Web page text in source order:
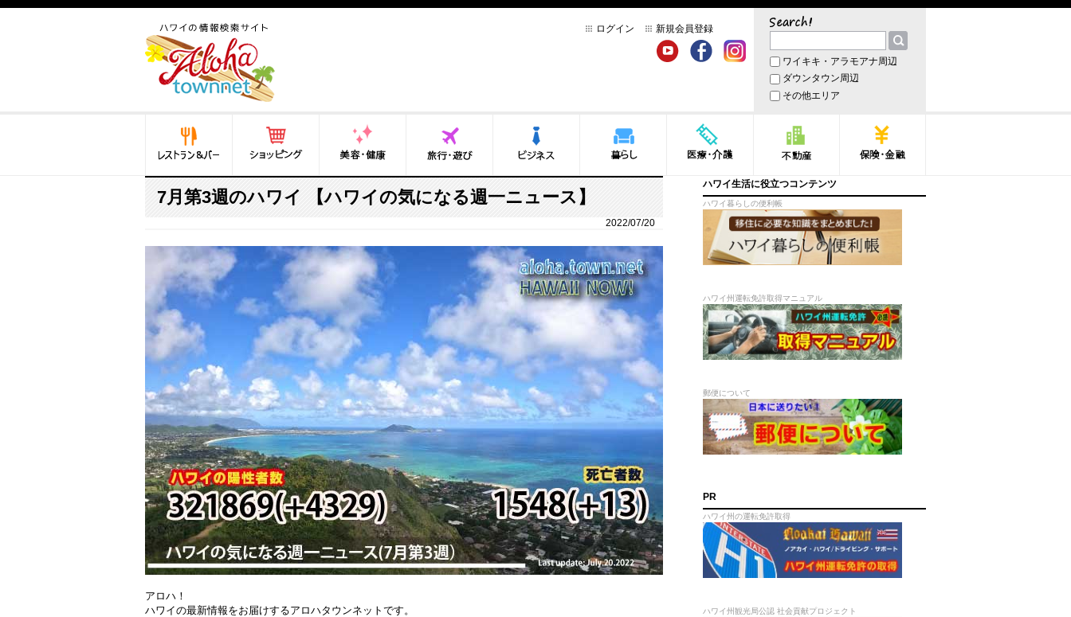
法律から運転免許証まで情
報が満載！
ログイン 新規会員登録 サーチ
ワイキキ・アラモアナ周辺
ダウンタウン周辺
その他エリア
医療・介護 不動産
7月第3週のハワイ 【ハワイの気になる週一ニュース】
2022/07/20
アロハ！
ハワイの最新情報をお届けするアロハタウンネットです。
ハワイ生活に役立つコンテンツ
ハワイ暮らしの便利帳
ハワイ州運転免許取得マニュアル
郵便について
PR
ハワイ州の運転免許取得
ハワイ州観光局公認 社会貢献プロジェクト